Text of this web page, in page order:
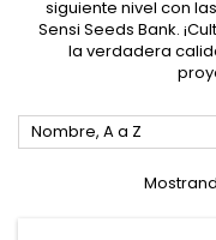
siguiente nivel con
Sensi Seeds Bank.
la verdadera
Nombre, A a Z